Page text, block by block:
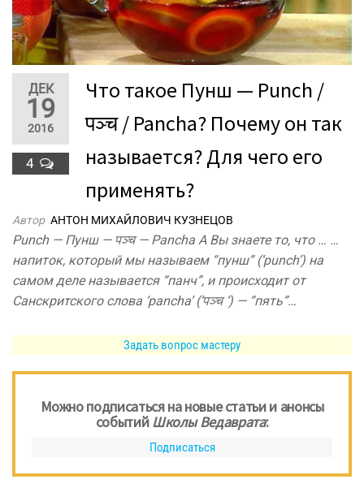
ДЕК
19
2016
4
Что такое Пунш — Punch /
पञ्च / Pancha? Почему он так
называется? Для чего его
применять?
Автор АНТОН МИХАЙЛОВИЧ КУЗНЕЦОВ
Punch — Пунш — पञ्च — Pancha А Вы знаете то, что … …
напиток, который мы называем “пунш” (‘punch’) на
самом деле называется “панч”, и происходит от
Санскритского слова ‘pancha’ (‘पञ्च ‘) — “пять”…
Задать вопрос мастеру
Можно подписаться на новые статьи и анонсы
событийШколы Ведаврата:
Подписаться